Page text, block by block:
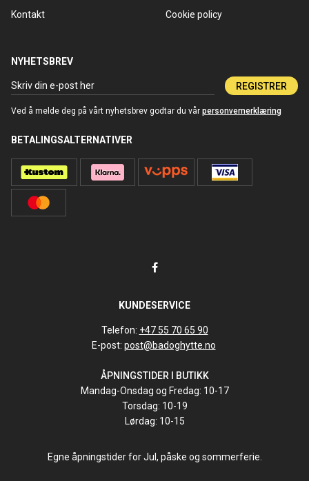
Kontakt
Cookie policy
NYHETSBREV
REGISTRER
Ved å melde deg på vårt nyhetsbrev godtar du vår personvernerklæring
BETALINGSALTERNATIVER
KUNDESERVICE
Telefon: +47 55 70 65 90
E-post: post@badoghytte.no
ÅPNINGSTIDER I BUTIKK
Mandag-Onsdag og Fredag: 10-17
Torsdag: 10-19
Lørdag: 10-15
Egne åpningstider for Jul, påske og sommerferie.